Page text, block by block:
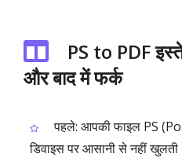
PS to PDF
और बाद में फर्क
पहले: आपकी फाइल PS
डिवाइस पर आसानी से नहीं खुलती